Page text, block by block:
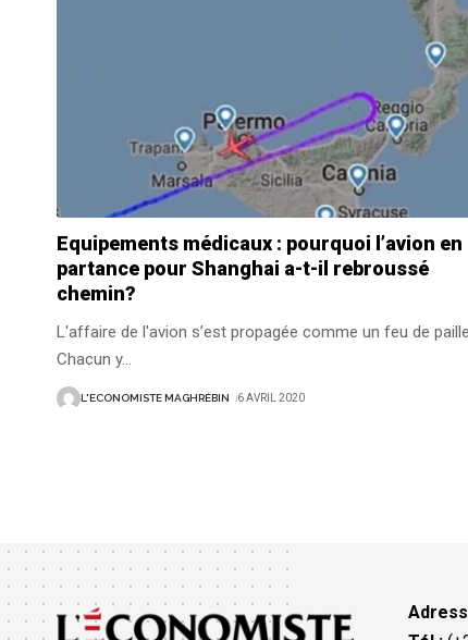
Equipements médicaux : pourquoi l’avion en
partance pour Shanghai a-t-il rebroussé
chemin?
L'affaire de l'avion s’est propagée comme un feu de
Chacun y…
L'ECONOMISTE MAGHRÉBIN 6 AVRIL 2020